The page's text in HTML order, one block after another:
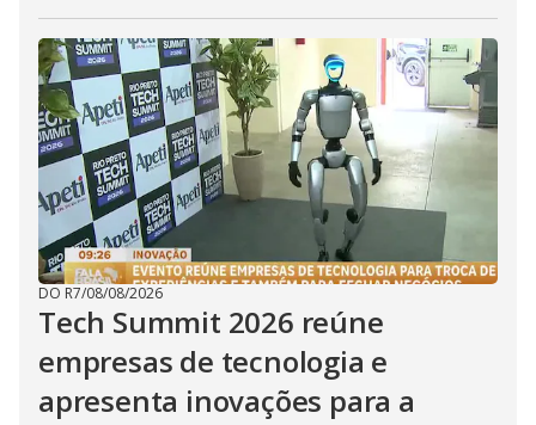
DO R7/08/08/2026
Tech Summit 2026 reúne
empresas de tecnologia e
apresenta inovações para a